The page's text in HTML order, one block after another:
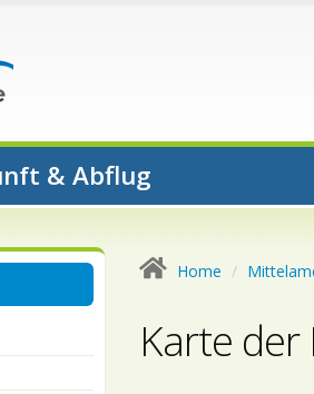
& Abflug
Home
Karte der